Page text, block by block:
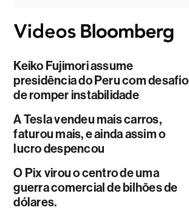
Keiko Fujimori assume
presidência do Peru com desafio
de romper instabilidade
A Tesla vendeu mais carros,
faturou mais, e ainda assim o
lucro despencou
O Pix virou o centro de uma
guerra comercial de bilhões de
dólares.